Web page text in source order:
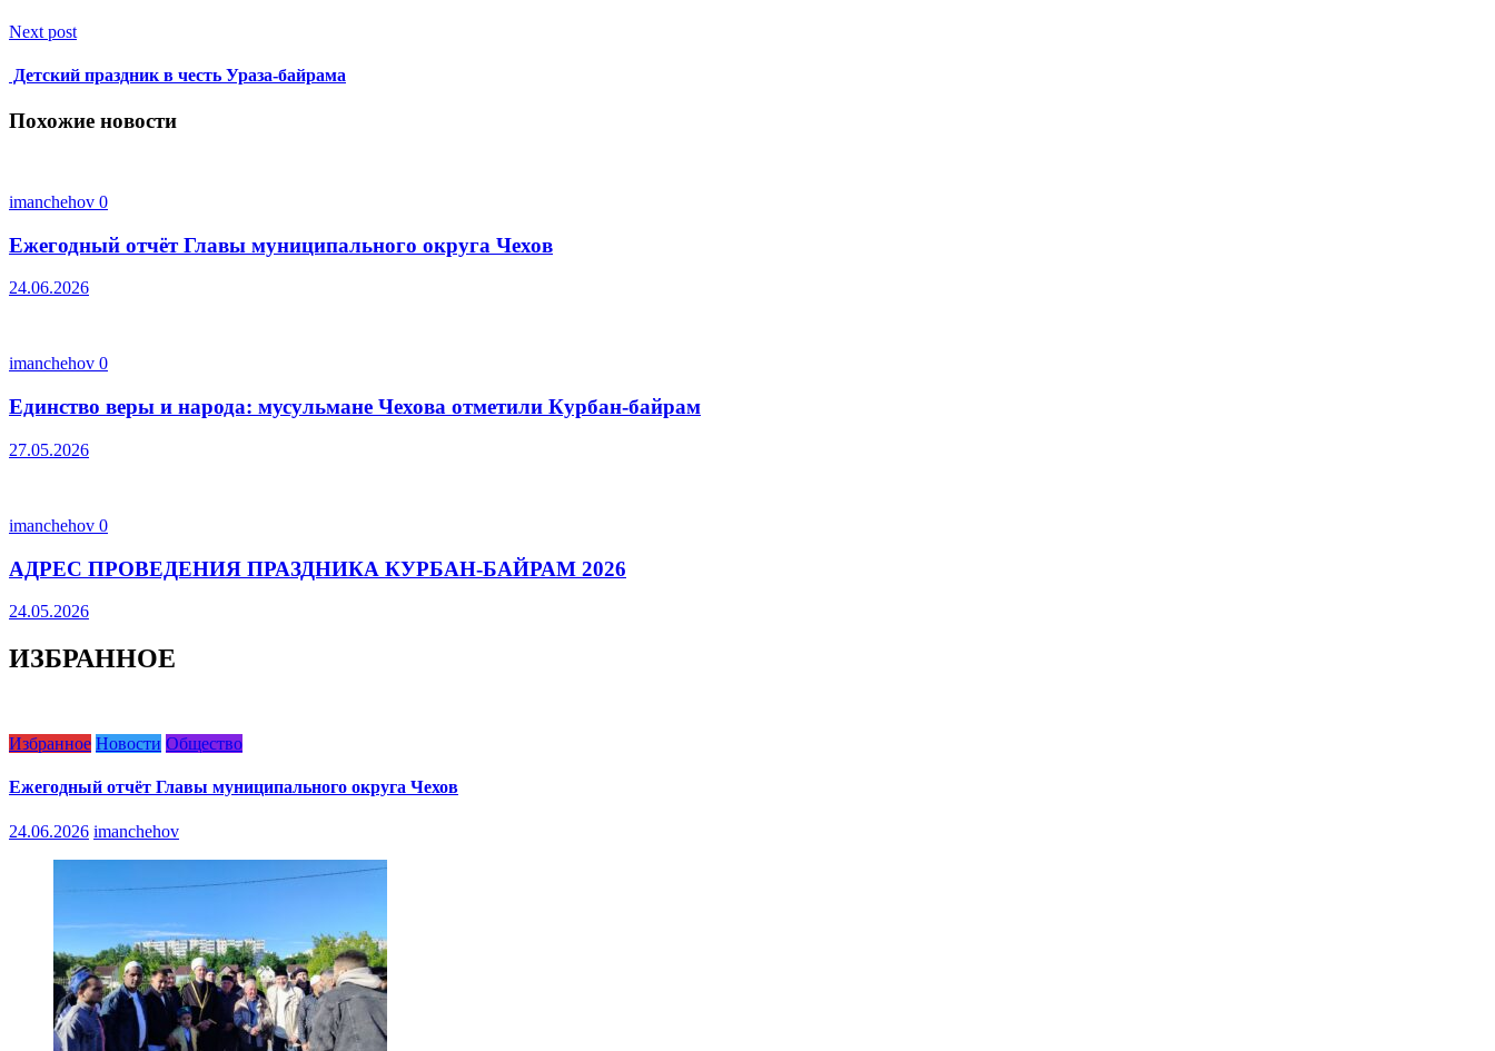
Next post
Детский праздник в честь Ураза-байрама
Похожие новости
imanchehov 0
Ежегодный отчёт Главы муниципального округа Чехов
24.06.2026
imanchehov 0
Единство веры и народа: мусульмане Чехова отметили Курбан-байрам
27.05.2026
imanchehov 0
АДРЕС ПРОВЕДЕНИЯ ПРАЗДНИКА КУРБАН-БАЙРАМ 2026
24.05.2026
ИЗБРАННОЕ
Избранное Новости Общество
Ежегодный отчёт Главы муниципального округа Чехов
24.06.2026 imanchehov